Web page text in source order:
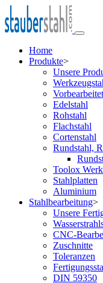
Home
Produkte>
Unsere
Edelstahl
Rohstahl
Flachstahl
Cortenstahl
Rundstahl,
Toolox
Stahlplatten
Aluminium
Stahlbearbeitung>
Unsere
CNC-
Zuschnitte
Toleranzen
DIN 59350